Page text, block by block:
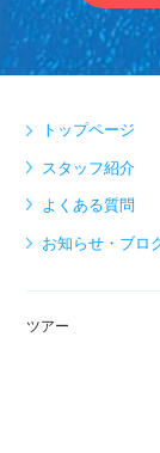
トップページ
スタッフ紹介
よくある質問
お知らせ・ブロ
ツアー